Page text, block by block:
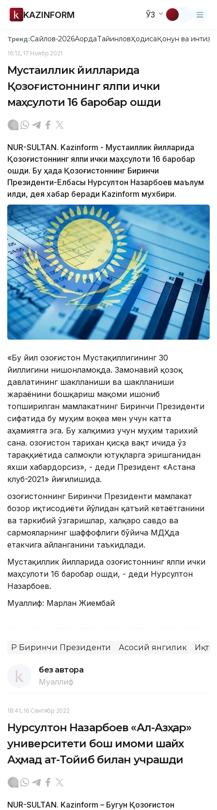
KAZINFORM ЎЗ
Тренд:Сайлов-2026АқордаТайинловҲодисаҚонун ва
16:12, 17 Ноябр 2021
Мустақиллик йилларида
Қозоғистоннинг ялпи ички
маҳсулоти 16 баробар ошди
NUR-SULTAN. Kazinform - Мустақиллик йилларида
Қозоғистоннинг ялпи ички маҳсулоти 16 баробар
ошди. Бу ҳақда Қозоғистоннинг Биринчи
Президенти-Елбасы Нурсултон Назарбоев маълум
қилди, дея хабар беради Kazinform мухбири.
«Бу йил Қозоғистон Мустақиллигининг 30
йиллигини нишонламоқда. Замонавий қозоқ
давлатининг шаклланиши ва шаклланиши
жараёнини бошқариш мақоми ишониб
топширилган мамлакатнинг Биринчи Президенти
сифатида бу муҳим воқеа мен учун катта
аҳамиятга эга. Бу халқимиз учун муҳим тарихий
сана. Қозоғистон тарихан қисқа вақт ичида ўз
тараққиётида салмоқли ютуқларга эришганидан
яхши хабардорсиз», - деди Президент «Астана
клуб-2021» йиғилишида.
Қозоғистоннинг Биринчи Президенти мамлакат
бозор иқтисодиёти йўлидан қатъий кетаётганини
ва таркибий ўзгаришлар, халқаро савдо ва
сармояларнинг шаффофлиги бўйича МДҲда
етакчига айланганини таъкидлади.
Мустақиллик йилларида Қозоғистоннинг ялпи ички
маҳсулоти 16 баробар ошди, - деди Нурсултон
Назарбоев.
Муаллиф: Марлан Жиембай
ҚР Биринчи Президенти Асосий янгилик
без автора
Муаллиф
18:41, 16 Сентябр 2022
Нурсултон Назарбоев «Ал-Азҳар»
университети бош имоми шайх
Аҳмад ат-Тойиб билан учрашди
NUR-SULTAN. Kazinform – Бугун Қозоғистон